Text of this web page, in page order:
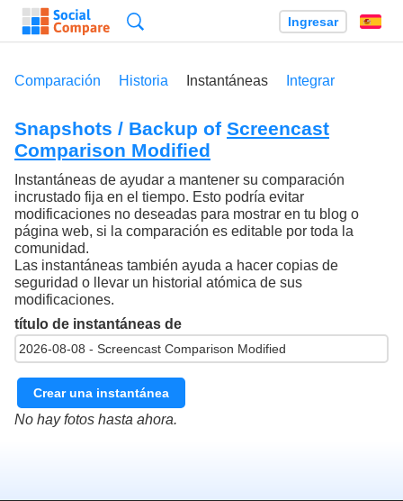
Ingresar
Comparación Historia Instantáneas Integrar
Snapshots / Backup of Screencast
Comparison Modified
Instantáneas de ayudar a mantener su comparación
incrustado fija en el tiempo. Esto podría evitar
modificaciones no deseadas para mostrar en tu blog o
página web, si la comparación es editable por toda la
comunidad.
Las instantáneas también ayuda a hacer copias de
seguridad o llevar un historial atómica de sus
modificaciones.
título de instantáneas de
Crear una instantánea
No hay fotos hasta ahora.